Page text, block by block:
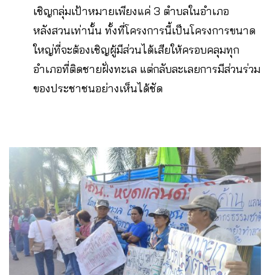
เชิญกลุ่มเป้าหมายเพียงแค่ 3 ตำบลในอำเภอ
หลังสวนเท่านั้น ทั้งที่โครงการนี้เป็นโครงการขนาด
ใหญ่ที่จะต้องเชิญผู้มีส่วนได้เสียให้ครอบคลุมทุก
อำเภอที่ติดชายฝั่งทะเล แต่กลับละเลยการมีส่วนร่วม
ของประชาชนอย่างเห็นได้ชัด